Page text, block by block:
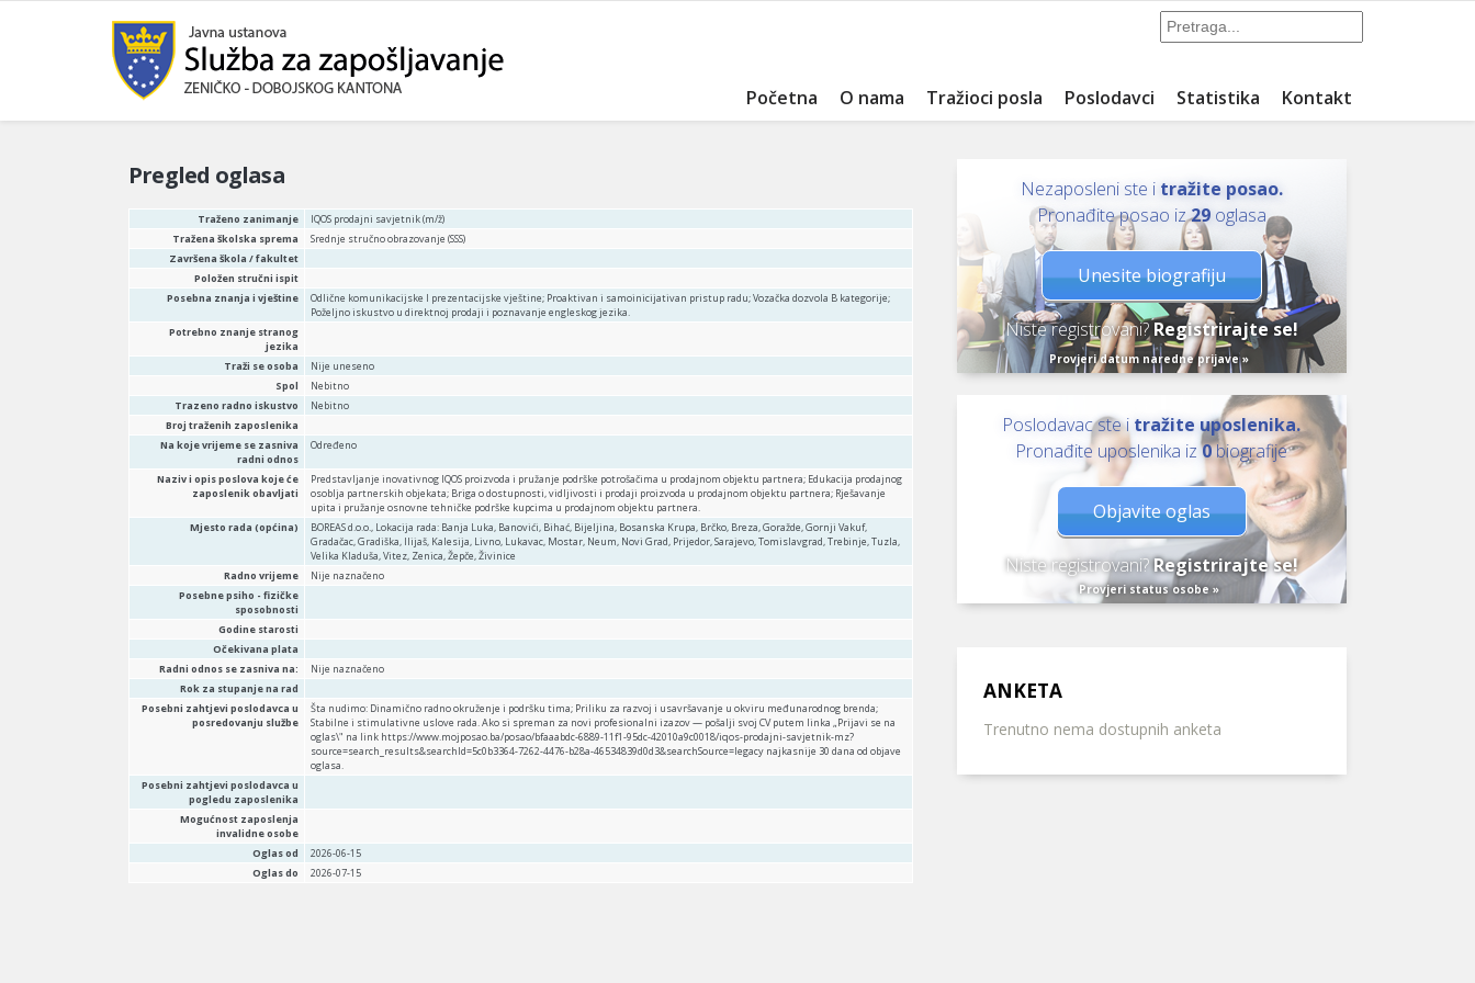
Početna O nama Tražioci posla Poslodavci Statistika Kontakt
Pregled oglasa
Traženo zanimanje
IQOS prodajni savjetnik (m/ž)
Tražena školska sprema
Srednje stručno obrazovanje (SSS)
Završena škola / fakultet
Položen stručni ispit
Posebna znanja i vještine
Odlične komunikacijske I prezentacijske vještine; Proaktivan i samoinicijativan pristup radu; Vozačka dozvola B kategorije;
Poželjno iskustvo u direktnoj prodaji i poznavanje engleskog jezika.
Potrebno znanje stranog
jezika
Traži se osoba
Nije uneseno
Spol
Nebitno
Trazeno radno iskustvo
Nebitno
Broj traženih zaposlenika
Na koje vrijeme se zasniva
radni odnos
Određeno
Naziv i opis poslova koje će
zaposlenik obavljati
Predstavljanje inovativnog IQOS proizvoda i pružanje podrške potrošačima u prodajnom objektu partnera; Edukacija prodajnog
osoblja partnerskih objekata; Briga o dostupnosti, vidljivosti i prodaji proizvoda u prodajnom objektu partnera; Rješavanje
upita i pružanje osnovne tehničke podrške kupcima u prodajnom objektu partnera.
Mjesto rada (općina)
BOREAS d.o.o., Lokacija rada: Banja Luka, Banovići, Bihać, Bijeljina, Bosanska Krupa, Brčko, Breza, Goražde, Gornji Vakuf,
Gradačac, Gradiška, Ilijaš, Kalesija, Livno, Lukavac, Mostar, Neum, Novi Grad, Prijedor, Sarajevo, Tomislavgrad, Trebinje, Tuzla,
Velika Kladuša, Vitez, Zenica, Žepče, Živinice
Radno vrijeme
Nije naznačeno
Posebne psiho - fizičke
sposobnosti
Godine starosti
Očekivana plata
Radni odnos se zasniva na:
Nije naznačeno
Rok za stupanje na rad
Posebni zahtjevi poslodavca u
posredovanju službe
Šta nudimo: Dinamično radno okruženje i podršku tima; Priliku za razvoj i usavršavanje u okviru međunarodnog brenda;
Stabilne i stimulativne uslove rada. Ako si spreman za novi profesionalni izazov — pošalji svoj CV putem linka „Prijavi se na
oglas\" na link https://www.mojposao.ba/posao/bfaaabdc-6889-11f1-95dc-42010a9c0018/iqos-prodajni-savjetnik-mz?
source=search_results&searchId=5c0b3364-7262-4476-b28a-46534839d0d3&searchSource=legacy najkasnije 30 dana od objave
oglasa.
Posebni zahtjevi poslodavca u
pogledu zaposlenika
Mogućnost zaposlenja
invalidne osobe
Oglas od
2026-06-15
Oglas do
2026-07-15
Nezaposleni ste i tražite posao.
Pronađite posao iz29oglasa
Unesite biografiju
Niste registrovani? Registrirajte se!
Provjeri datum naredne prijave »
Poslodavac ste i tražite uposlenika.
Pronađite uposlenika iz0biografije
Objavite oglas
Niste registrovani?Registrirajte se!
Provjeri status osobe »
ANKETA
Trenutno nema dostupnih anketa